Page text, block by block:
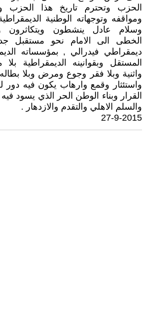
الحزب وتحترم تاريخ هذا الحزب
ومواقفه وتوجهاته الوطنية
وسلام عادل ينشطون ويتكاثرون
الخطى الى الامام نحو مستقبل
ديمقراطي فيدرالي , بمؤسساته
المستقل وبقوانينه الديمقراطية
واثنية وبلا فقر وجوع ومرض وبلا
واستئثار وقمع وارهاب يكون فيه
القرار وبناء الوطن الحر الذي يسود فيه
والسلم الاهلي والتقدم والازدهار .
27-9-2015